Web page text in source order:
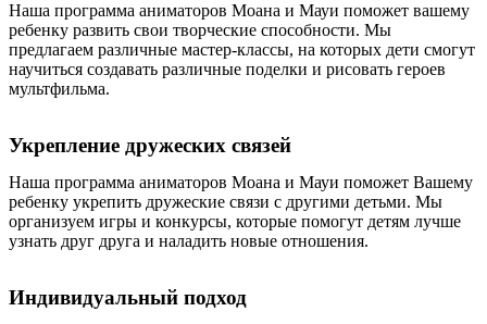
Наша программа аниматоров Моана и Мауи поможет вашему
ребенку развить свои творческие способности. Мы
предлагаем различные мастер-классы, на которых дети смогут
научиться создавать различные поделки и рисовать героев
мультфильма.
Укрепление дружеских связей
Наша программа аниматоров Моана и Мауи поможет Вашему
ребенку укрепить дружеские связи с другими детьми. Мы
организуем игры и конкурсы, которые помогут детям лучше
узнать друг друга и наладить новые отношения.
Индивидуальный подход